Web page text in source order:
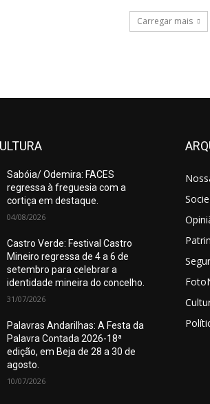
Carregar mais
Sabóia/ Odemira: FACES
regressa à freguesia com a
cortiça em destaque.
04/08/2026
Castro Verde: Festival Castro
Mineiro regressa de 4 a 6 de
setembro para celebrar a
identidade mineira do concelho.
31/07/2026
Palavras Andarilhas: A Festa da
Palavra Contada 2026-18ª
edição, em Beja de 28 a 30 de
agosto.
10/07/2026